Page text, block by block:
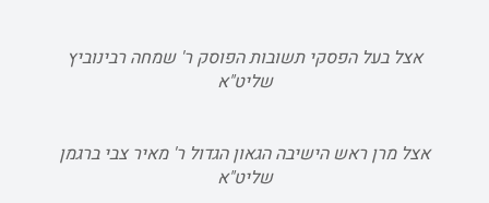
אצל בעל הפסקי תשובות הפוסק ר' שמחה רבינוביץ
שליט"א
אצל מרן ראש הישיבה הגאון הגדול ר' מאיר צבי ברגמן
שליט"א